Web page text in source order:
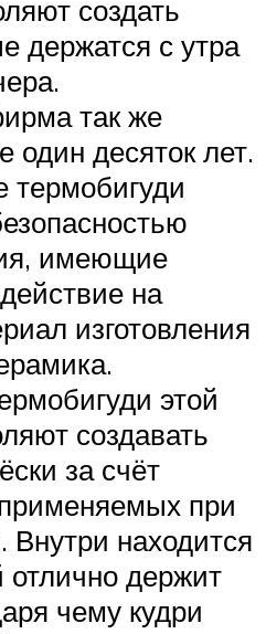
создать
держатся с утра
так же
один десяток лет.
имеющие
на
изготовления
этой
создавать
за счёт
при
Внутри находится
отлично держит
чему кудри